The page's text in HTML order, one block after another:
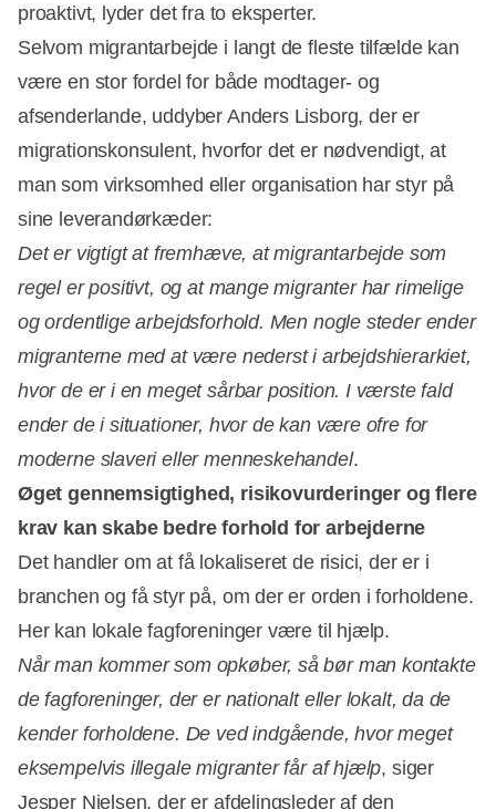
proaktivt, lyder det fra to eksperter.
Selvom migrantarbejde i langt de fleste tilfælde kan
være en stor fordel for både modtager- og
afsenderlande, uddyber Anders Lisborg, der er
migrationskonsulent, hvorfor det er nødvendigt, at
man som virksomhed eller organisation har styr på
sine leverandørkæder:
Det er vigtigt at fremhæve, at migrantarbejde som
regel er positivt, og at mange migranter har rimelige
og ordentlige arbejdsforhold. Men nogle steder ender
migranterne med at være nederst i arbejdshierarkiet,
hvor de er i en meget sårbar position. I værste fald
ender de i situationer, hvor de kan være ofre for
moderne slaveri eller menneskehandel.
Øget gennemsigtighed, risikovurderinger og flere
krav kan skabe bedre forhold for arbejderne
Det handler om at få lokaliseret de risici, der er i
branchen og få styr på, om der er orden i forholdene.
Her kan lokale fagforeninger være til hjælp.
Når man kommer som opkøber, så bør man kontakte
de fagforeninger, der er nationalt eller lokalt, da de
kender forholdene. De ved indgående, hvor meget
eksempelvis illegale migranter får af hjælp, siger
Jesper Nielsen, der er afdelingsleder af den